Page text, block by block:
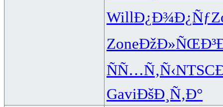
WillÐ¿Ð¾Ð¿Ñƒ
ZoneÐžÐ»ÑŒÐ³
ÑÑ…Ñ‚Ñ‹NTSC
GaviÐšÐ¸Ñ‚Ð°